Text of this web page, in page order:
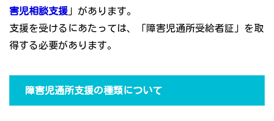
害児相談支援 」があります。
支援を受けるにあたっては、「障害児通所受給者証」を取
得する必要があります。
障害児通所支援の種類について